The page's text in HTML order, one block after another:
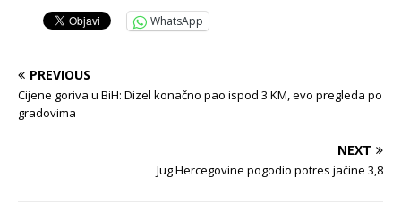
WhatsApp
PREVIOUS
Cijene goriva u BiH: Dizel konačno pao ispod 3 KM, evo pregleda po
gradovima
NEXT
Jug Hercegovine pogodio potres jačine 3,8